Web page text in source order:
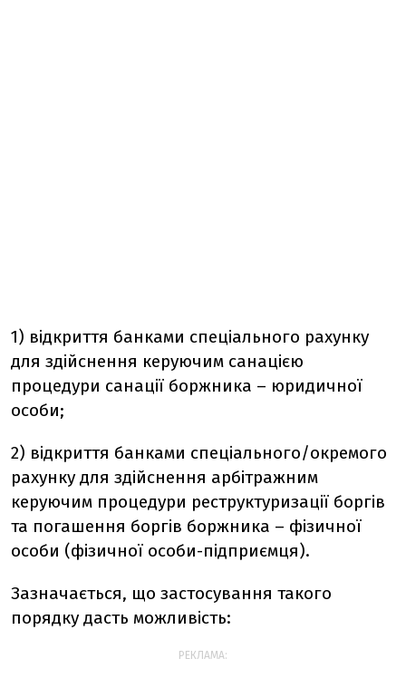
1) відкриття банками спеціального рахунку
для здійснення керуючим санацією
процедури санації боржника – юридичної
особи;
2) відкриття банками спеціального/окремого
рахунку для здійснення арбітражним
керуючим процедури реструктуризації боргів
та погашення боргів боржника – фізичної
особи (фізичної особи-підприємця).
Зазначається, що застосування такого
порядку дасть можливість:
РЕКЛАМА: